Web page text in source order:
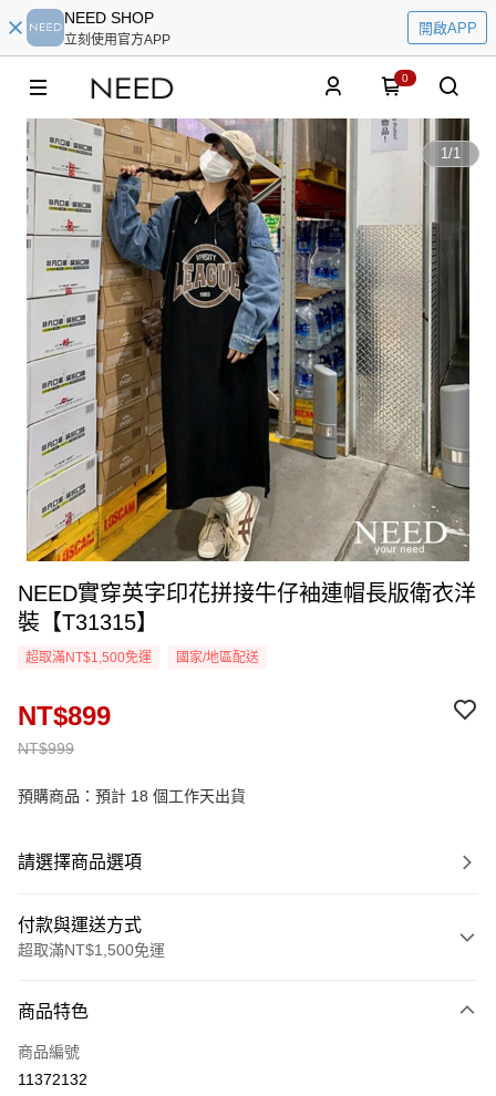
NEED SHOP
立刻使用官方APP
開啟APP
0
1/1
NEED實穿英字印花拼接牛仔袖連帽長版衛衣洋
裝【T31315】
超取滿NT$1,500免運 國家/地區配送
NT$999
NT$899
預購商品：預計 18 個工作天出貨
請選擇商品選項
付款與運送方式
超取滿NT$1,500免運
信用卡一次付款
超商取貨付款
商品特色
商品編號
11372132